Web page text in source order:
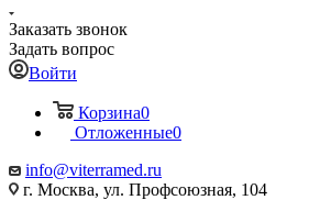
Заказать звонок
Задать вопрос
Войти
Корзина0
Отложенные0
info@viterramed.ru
г. Москва, ул. Профсоюзная, 104